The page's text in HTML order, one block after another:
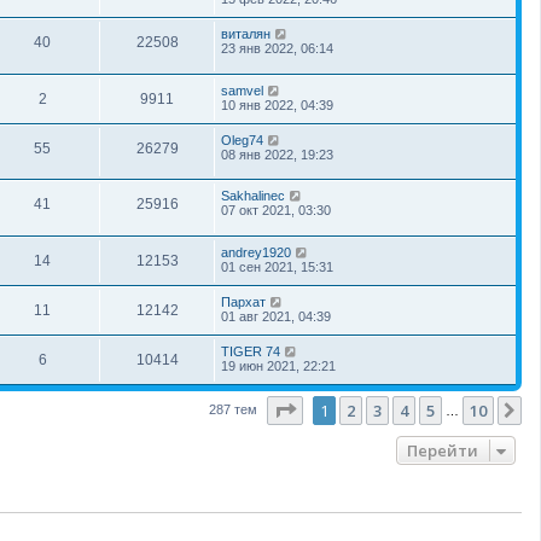
40 22508
виталян
23 янв 2022, 06:14
2 9911
samvel
10 янв 2022, 04:39
55 26279
Oleg74
08 янв 2022, 19:23
41 25916
Sakhalinec
07 окт 2021, 03:30
14 12153
andrey1920
01 сен 2021, 15:31
11 12142
Пархат
01 авг 2021, 04:39
6 10414
TIGER 74
19 июн 2021, 22:21
287 тем Страница из 10
1 2 3 4 5 10
Перейти